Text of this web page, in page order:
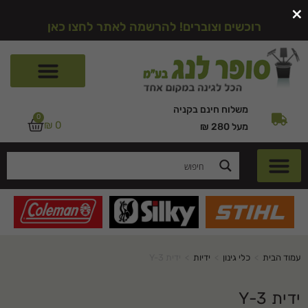
רוכשים וצוברים! להרשמה לאתר לחצו כאן
משלוח חינם בקניה
מעל 280 ₪
₪ 0
0
עמוד הבית כלי גינון ידיות
ידית Y-3
×